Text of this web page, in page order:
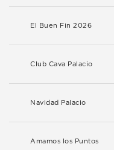
El Buen Fin 2026
Club Cava Palacio
Navidad Palacio
Amamos los Puntos